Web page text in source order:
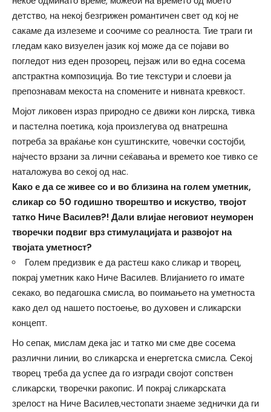
детство, на некој безгрижен романтичен свет од кој не
сакаме да излеземе и соочиме со реалноста. Тие траги ги
гледам како визуелен јазик кој може да се појави во
погледот низ еден прозорец, пејзаж или во една сосема
апстрактна композиција. Во тие текстури и слоеви ја
препознавам мекоста на спомените и нивната кревкост.
Мојот ликовен израз природно се движи кон лирска, тивка
и пастелна поетика, која произлегува од внатрешна
потреба за враќање кон суштинските, човечки состојби,
најчесто врзани за лични сеќавања и времето кое тивко се
наталожува во секој од нас.
Како е да се живее со и во близина на голем уметник,
сликар со 50 годишно творештво и искуство, твојот
татко Ниче Василев?! Дали влијае неговиот неуморен
творечки подвиг врз стимулацијата и развојот на
твојата уметност?
Голем предизвик е да растеш како сликар и творец,
покрај уметник како Ниче Василев. Влијанието го имате
секако, во педагошка смисла, во поимањето на уметноста
како дел од нашето постоење, во духовен и сликарски
концепт.
Но сепак, мислам дека јас и татко ми сме две сосема
различни линии, во сликарска и енергетска смисла. Секој
творец треба да успее да го изгради својот сопствен
сликарски, творечки ракопис. И покрај сликарската
зрелост на Ниче Василев,честопати знаеме зеднички да ги